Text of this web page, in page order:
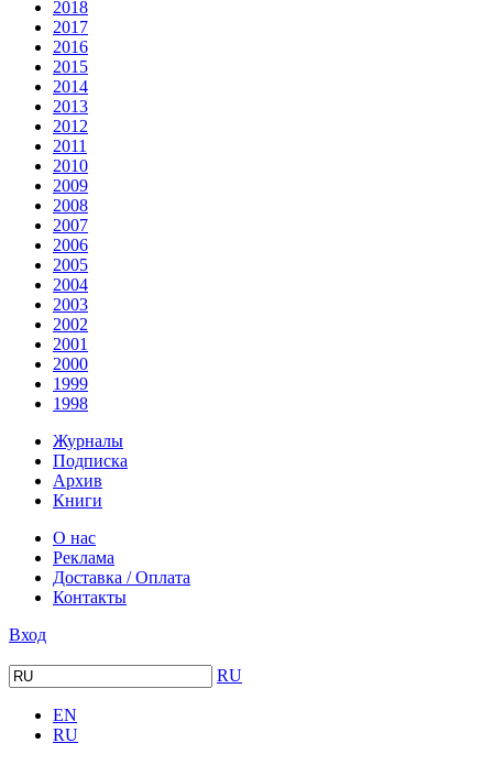
2018
2017
2016
2015
2014
2013
2012
2011
2010
2009
2008
2007
2006
2005
2004
2003
2002
2001
2000
1999
1998
Журналы
Подписка
Архив
Книги
О нас
Реклама
Доставка / Оплата
Контакты
Вход
RU
EN
RU